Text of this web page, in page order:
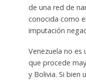
de una red de
conocida como
imputación
Venezuela no
que procede
y Bolivia. Si bien